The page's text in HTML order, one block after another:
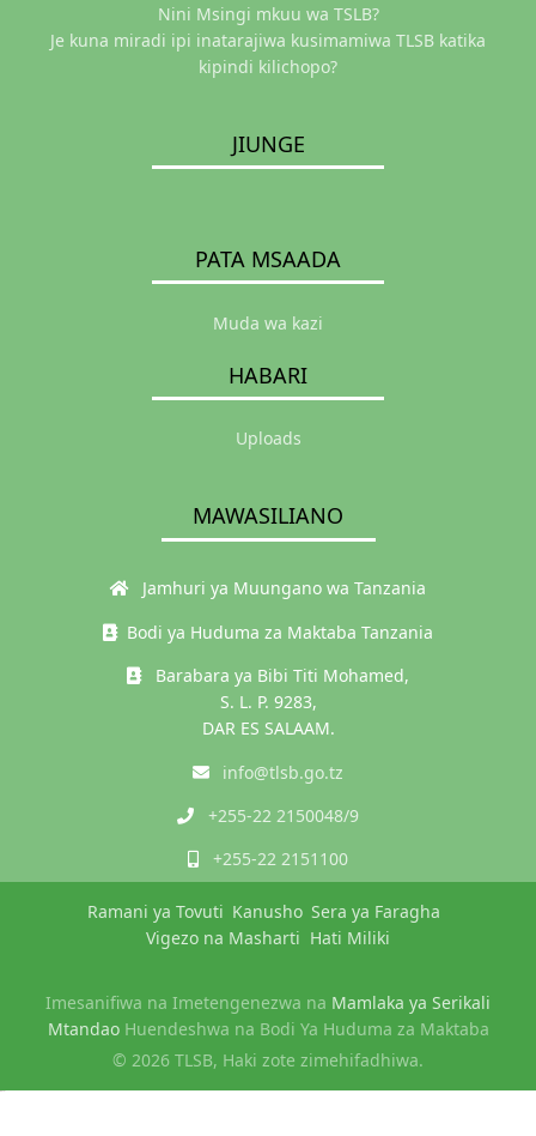
Nini Msingi mkuu wa TSLB?
Je kuna miradi ipi inatarajiwa kusimamiwa TLSB katika
kipindi kilichopo?
JIUNGE
PATA MSAADA
Muda wa kazi
HABARI
Uploads
MAWASILIANO
Jamhuri ya Muungano wa Tanzania
Bodi ya Huduma za Maktaba Tanzania
Barabara ya Bibi Titi Mohamed,
S. L. P. 9283,
DAR ES SALAAM.
info@tlsb.go.tz
+255-22 2150048/9
+255-22 2151100
Ramani ya Tovuti Kanusho Sera ya Faragha
Vigezo na Masharti Hati Miliki
Imesanifiwa na Imetengenezwa na Mamlaka ya Serikali
Mtandao Huendeshwa na Bodi Ya Huduma za Maktaba
© 2026 TLSB, Haki zote zimehifadhiwa.